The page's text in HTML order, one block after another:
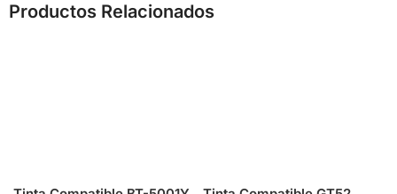
Productos Relacionados